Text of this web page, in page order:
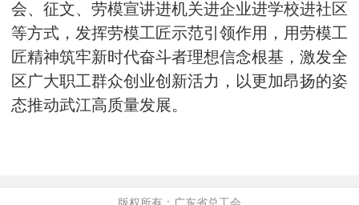
会、征文、劳模宣讲进机关进企业进学校进社区
等方式，发挥劳模工匠示范引领作用，用劳模工
匠精神筑牢新时代奋斗者理想信念根基，激发全
区广大职工群众创业创新活力，以更加昂扬的姿
态推动武江高质量发展。